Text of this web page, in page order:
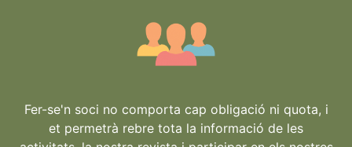
Fer-se'n soci no comporta cap obligació ni quota, i
et permetrà rebre tota la informació de les